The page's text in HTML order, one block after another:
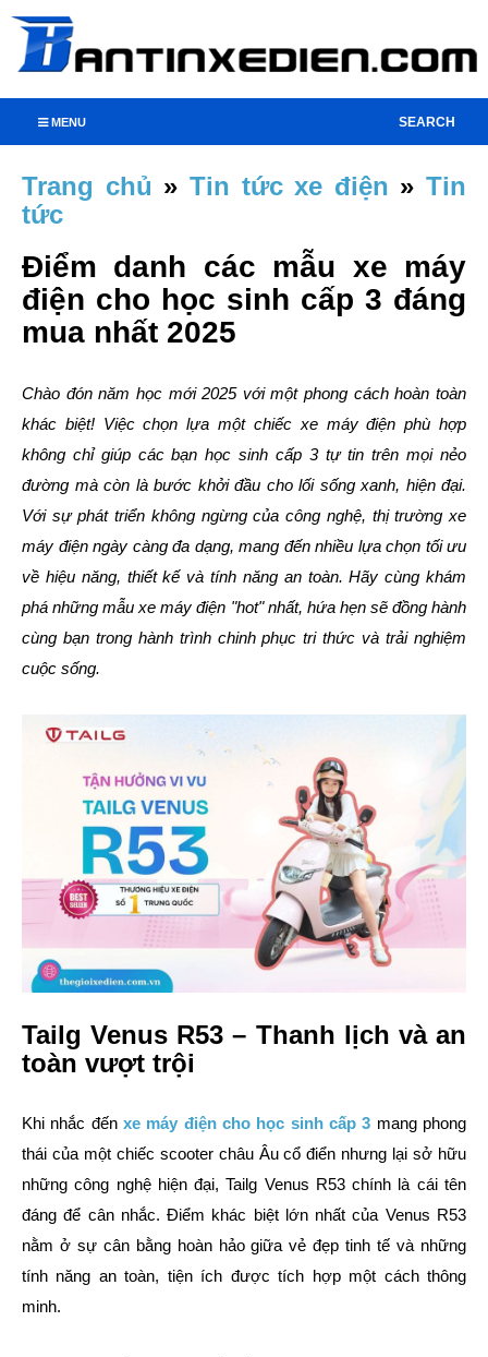
SEARCH
MENU
Trang chủ » Tin tức xe điện » Tin
tức
Điểm danh các mẫu xe máy
điện cho học sinh cấp 3 đáng
mua nhất 2025
Chào đón năm học mới 2025 với một phong cách hoàn toàn
khác biệt! Việc chọn lựa một chiếc xe máy điện phù hợp
không chỉ giúp các bạn học sinh cấp 3 tự tin trên mọi nẻo
đường mà còn là bước khởi đầu cho lối sống xanh, hiện đại.
Với sự phát triển không ngừng của công nghệ, thị trường xe
máy điện ngày càng đa dạng, mang đến nhiều lựa chọn tối ưu
về hiệu năng, thiết kế và tính năng an toàn. Hãy cùng khám
phá những mẫu xe máy điện "hot" nhất, hứa hẹn sẽ đồng hành
cùng bạn trong hành trình chinh phục tri thức và trải nghiệm
cuộc sống.
Tailg Venus R53 – Thanh lịch và an
toàn vượt trội
Khi nhắc đến xe máy điện cho học sinh cấp 3 mang phong
thái của một chiếc scooter châu Âu cổ điển nhưng lại sở hữu
những công nghệ hiện đại, Tailg Venus R53 chính là cái tên
đáng để cân nhắc. Điểm khác biệt lớn nhất của Venus R53
nằm ở sự cân bằng hoàn hảo giữa vẻ đẹp tinh tế và những
tính năng an toàn, tiện ích được tích hợp một cách thông
minh.